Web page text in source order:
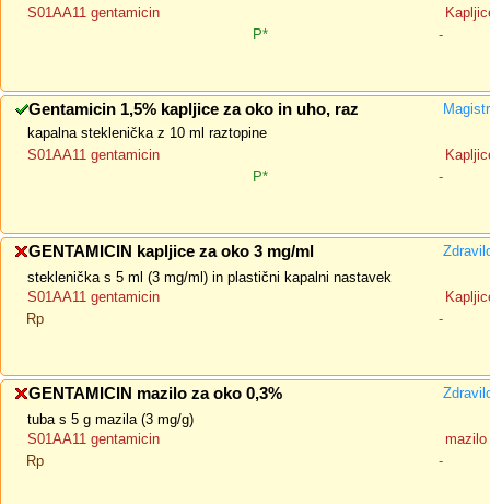
S01AA11 gentamicin
P*
-
Gentamicin 1,5% kapljice za oko in uho, raz
kapalna steklenička z 10 ml raztopine
S01AA11 gentamicin
P*
-
GENTAMICIN kapljice za oko 3 mg/ml
steklenička s 5 ml (3 mg/ml) in plastični kapalni nastavek
S01AA11 gentamicin
Rp
-
GENTAMICIN mazilo za oko 0,3%
tuba s 5 g mazila (3 mg/g)
S01AA11 gentamicin
Rp
-